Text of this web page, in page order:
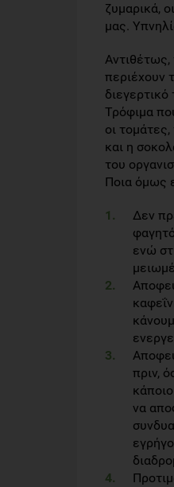
ζυμαρικά,
μας.
Αντιθέτως,
περιέχουν
Τρόφιμα
οι
και η
του
Ποια όμως
Δεν
ενώ
πριν,
να